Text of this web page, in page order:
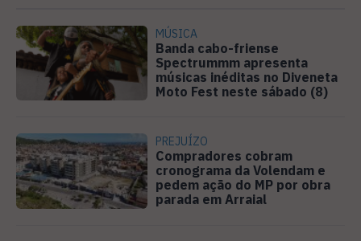
MÚSICA
Banda cabo-friense
Spectrummm apresenta
músicas inéditas no Diveneta
Moto Fest neste sábado (8)
PREJUÍZO
Compradores cobram
cronograma da Volendam e
pedem ação do MP por obra
parada em Arraial